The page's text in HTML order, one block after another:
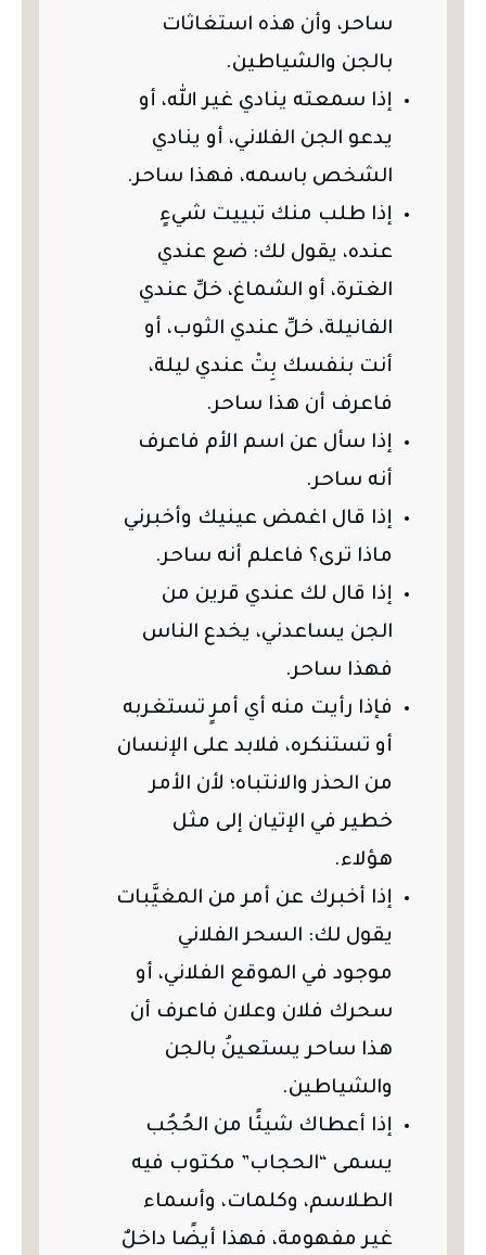
ساحر، وأن هذه استغاثات
بالجن والشياطين.
إذا سمعته ينادي غير الله، أو
يدعو الجن الفلاني، أو ينادي
الشخص باسمه، فهذا ساحر.
إذا طلب منك تبييت شيءٍ
عنده، يقول لك: ضع عندي
الغترة، أو الشماغ، خلِّ عندي
الفانيلة، خلِّ عندي الثوب، أو
أنت بنفسك بِتْ عندي ليلة،
فاعرف أن هذا ساحر.
إذا سأل عن اسم الأم فاعرف
أنه ساحر.
إذا قال اغمض عينيك وأخبرني
ماذا ترى؟ فاعلم أنه ساحر.
إذا قال لك عندي قرين من
الجن يساعدني، يخدع الناس
فهذا ساحر.
فإذا رأيت منه أي أمرٍ تستغربه
أو تستنكره، فلابد على الإنسان
من الحذر والانتباه؛ لأن الأمر
خطير في الإتيان إلى مثل
هؤلاء.
إذا أخبرك عن أمر من المغيَّبات
يقول لك: السحر الفلاني
موجود في الموقع الفلاني، أو
سحرك فلان وعلان فاعرف أن
هذا ساحر يستعينُ بالجن
والشياطين.
إذا أعطاك شيئًا من الحُجُب
يسمى “الحجاب” مكتوب فيه
الطلاسم، وكلمات، وأسماء
غير مفهومة، فهذا أيضًا داخلٌ